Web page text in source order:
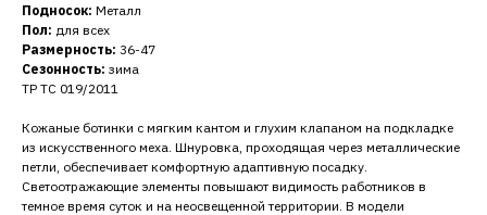
Подносок: Металл
Пол: для всех
Размерность: 36-47
Сезонность: зима
ТР ТС 019/2011
Кожаные ботинки c мягким кантом и глухим клапаном на подкладке
из искусственного меха. Шнуровка, проходящая через металлические
петли, обеспечивает комфортную адаптивную посадку.
Светоотражающие элементы повышают видимость работников в
темное время суток и на неосвещенной территории. В модели